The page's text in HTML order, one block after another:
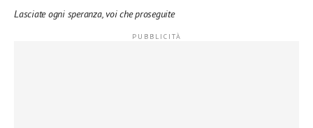
Lasciate ogni speranza, voi che proseguite